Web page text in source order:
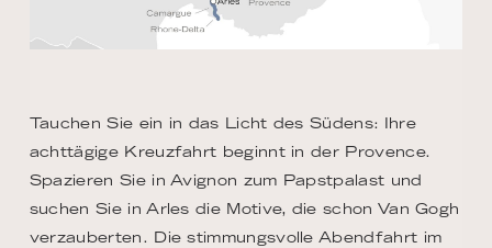
Tauchen Sie ein in das Licht des Südens: Ihre
achttägige Kreuzfahrt beginnt in der Provence.
Spazieren Sie in Avignon zum Papstpalast und
suchen Sie in Arles die Motive, die schon Van Gogh
verzauberten. Die stimmungsvolle Abendfahrt im